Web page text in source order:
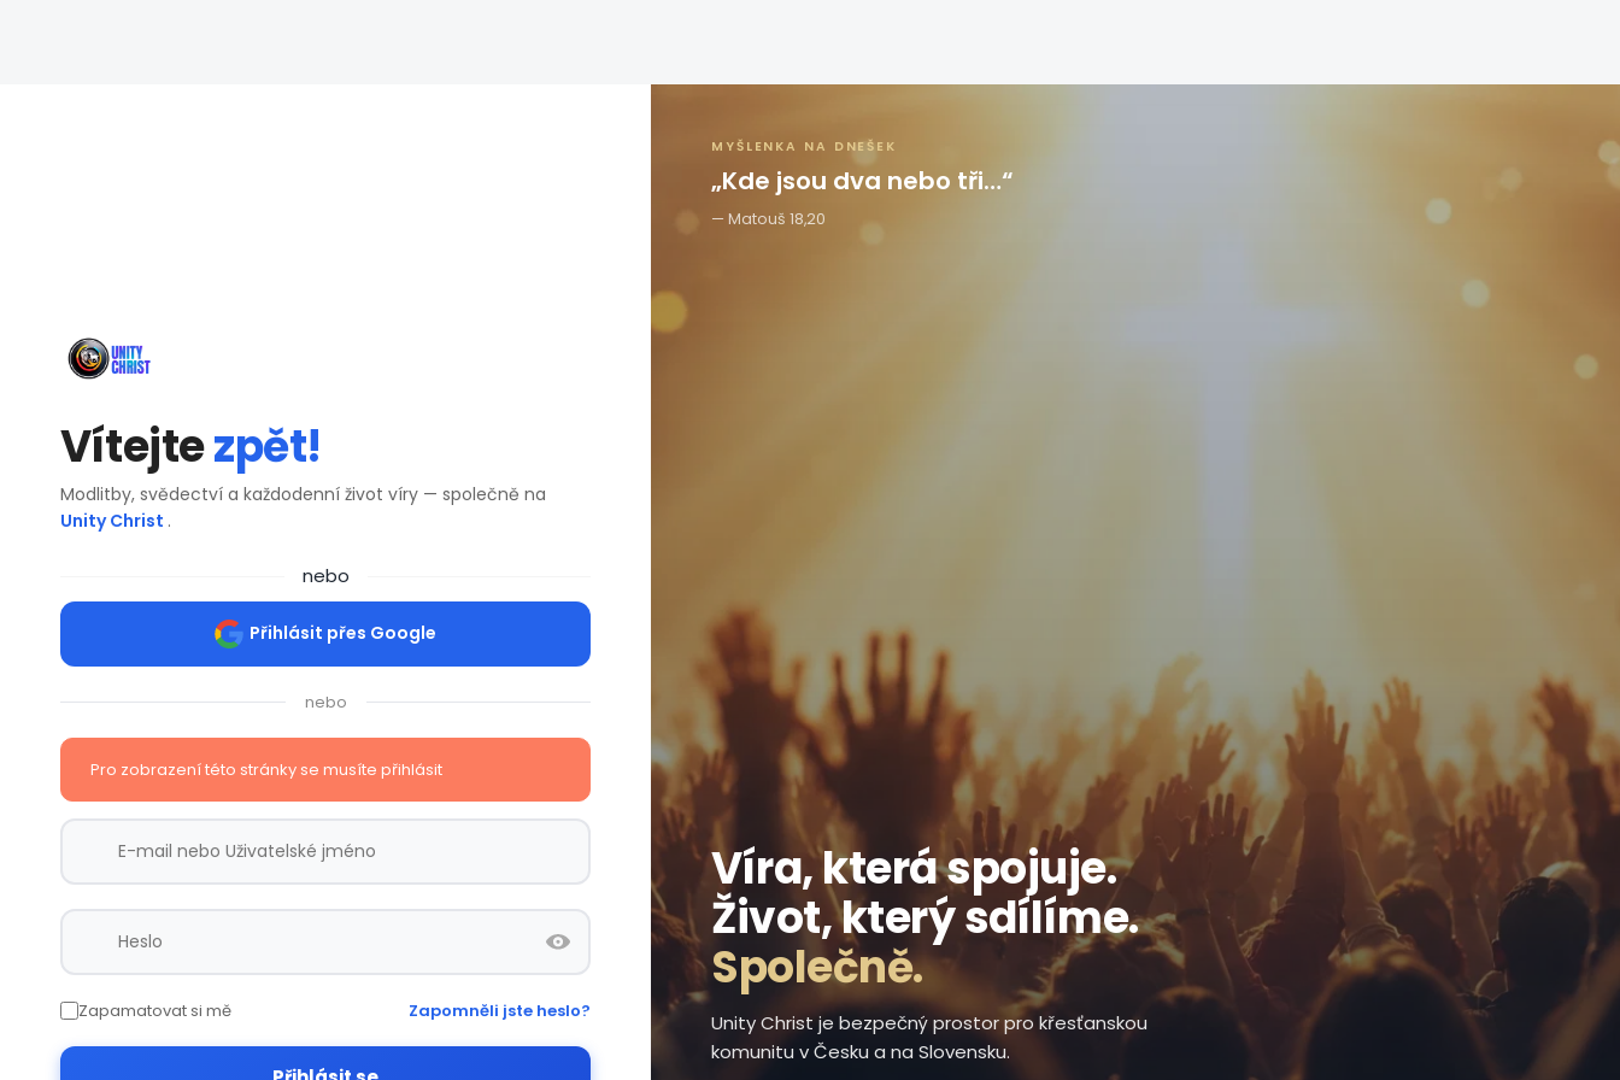
Vítejtezpět!
Modlitby, svědectví a každodenní život víry — společně na
Unity Christ .
nebo
Přihlásit přes Google
nebo
Pro zobrazení této stránky se musíte přihlásit
Zapamatovat si mě Zapomněli jste heslo?
Víra, která spojuje.
Život, který sdílíme.
Společně.
Unity Christ je bezpečný prostor pro křesťanskou
komunitu v Česku a na Slovensku.
MYŠLENKA NA DNEŠEK
„Kde jsou dva nebo tři…“
Matouš 18,20